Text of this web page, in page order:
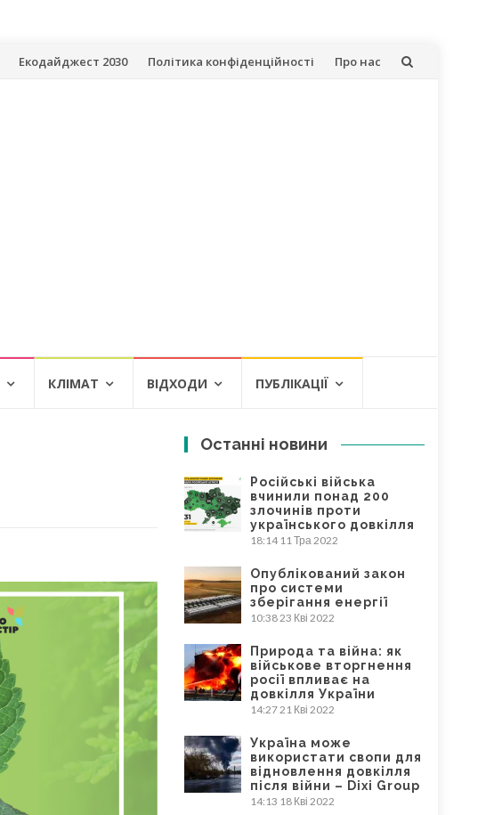
Екодайджест 2030 Політика конфіденційності Про нас
КЛІМАТ ВІДХОДИ ПУБЛІКАЦІЇ
Останні новини
Російські війська
вчинили понад 200
злочинів проти
українського довкілля
18:14 11 Тра 2022
Опублікований закон
про системи
зберігання енергії
10:3823 Кві 2022
Природа та війна: як
військове вторгнення
росії впливає на
довкілля України
14:2721 Кві 2022
Україна може
використати свопи для
відновлення довкілля
після війни – Dixi Group
14:13 18 Кві 2022